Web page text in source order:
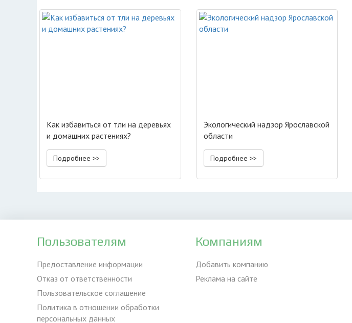
Как избавиться от тли на деревьях
и домашних растениях?
Подробнее >>
Экологический надзор Ярославской
области
Подробнее >>
Пользователям
Предоставление информации
Отказ от ответственности
Пользовательское соглашение
Политика в отношении обработки
персональных данных
Компаниям
Добавить компанию
Реклама на сайте